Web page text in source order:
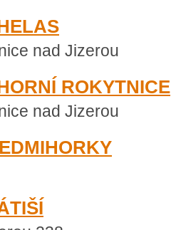
nad Jizerou
ROKYTNICE
nad Jizerou